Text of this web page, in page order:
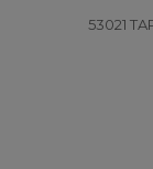
53021